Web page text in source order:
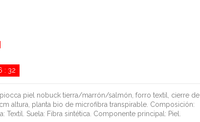
: 32
piel nobuck tierra/marrón/salmón, forro textil, cierre de
altura, planta bio de microfibra transpirable. Composición:
Textil. Suela: Fibra sintética. Componente principal: Piel.